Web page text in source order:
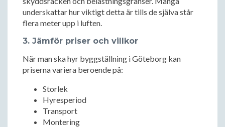
underskattar hur viktigt detta är tills de själva står
flera meter upp i luften.
3. Jämför priser och villkor
När man ska hyr byggställning i Göteborg kan
priserna variera beroende på:
Storlek
Hyresperiod
Transport
Montering